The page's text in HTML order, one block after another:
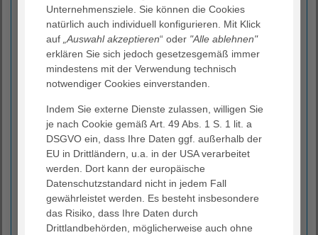
Medikamentenliste
Wenn schnell griffbereit: vorhandene Arztbriefe und
Röntgenbilder/CD
Falls existierend: Patientenverfügung
Die Zeit ist in der Notfallversorgung ein sehr wichtiger
Faktor. Wenige Minuten können entscheidend für die
Rettung eines Menschenlebens sein. Die Reihenfolge
der Behandlung findet daher nach Krankheitsschwere
und nicht nach Dauer der Wartezeit statt. Das
bedeutet: Ein schwer kranker Patient kann nach Ihnen
gekommen sein, aber vor Ihnen behandelt werden. Wir
berücksichtigen folgende Kriterien:
Unternehmensziele. Sie können die Cookies
natürlich auch individuell konfigurieren. Mit Klick
auf „Auswahl akzeptieren“ oder "Alle ablehnen"
erklären Sie sich jedoch gesetzesgemäß immer
mindestens mit der Verwendung technisch
notwendiger Cookies einverstanden.
Indem Sie externe Dienste zulassen, willigen Sie
je nach Cookie gemäß Art. 49 Abs. 1 S. 1 lit. a
DSGVO ein, dass Ihre Daten ggf. außerhalb der
EU in Drittländern, u.a. in der USA verarbeitet
werden. Dort kann der europäische
Datenschutzstandard nicht in jedem Fall
gewährleistet werden. Es besteht insbesondere
das Risiko, dass Ihre Daten durch
Drittlandbehörden, möglicherweise auch ohne